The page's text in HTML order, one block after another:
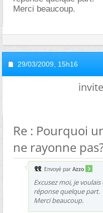
Merci beaucoup.
29/03/2009, 15h16
Re : Pourquoi
ne rayonne
Envoyé par Azzo
Excusez moi, je
réponse quelque part.
Merci beaucoup.